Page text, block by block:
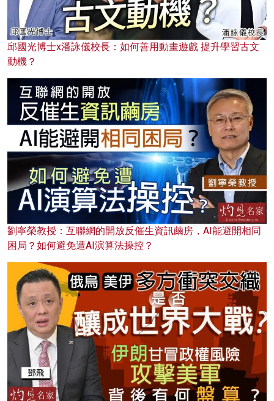
邱國光博士x潘詠儀校長：如何善用動畫遊戲 提升學習古文
動機？
劉寧榮教授：互聯網的開放反催生資訊繭房，AI能避開相同
困局？如何避免遭AI演算法操控？